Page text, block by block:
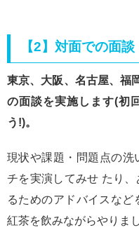
【2】対面での面
東京、大阪、名古屋、福
の面談を実施します(初
う!)。
現状や課題・問題点の洗
チを実演してみせ たり
るためのアドバイスな
紅茶を飲みながらやりま